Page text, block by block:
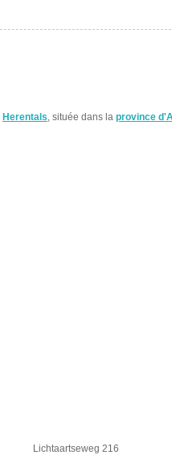
Herentals, située dans la province
Lichtaartseweg 216